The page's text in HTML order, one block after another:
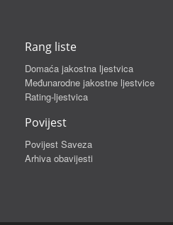
Rang liste
Domaća jakostna ljestvica
Međunarodne jakostne ljestvice
Rating-ljestvica
Povijest
Povijest Saveza
Arhiva obavijesti